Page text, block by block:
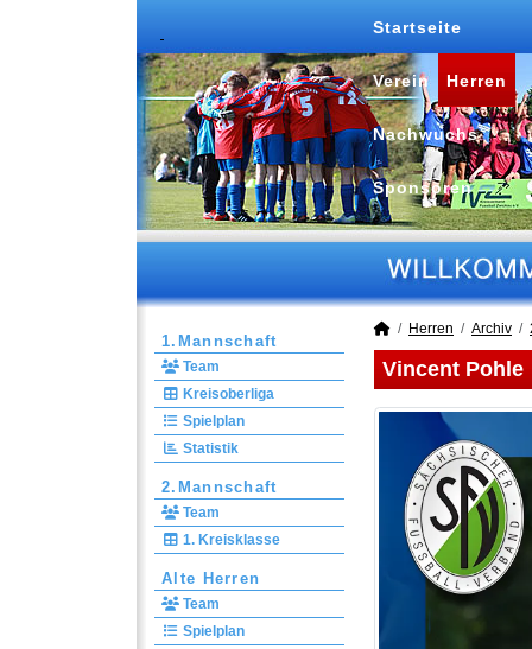
Startseite
Verein Herren
Nachwuchs
Sponsoren
1.Mannschaft
Team
Kreisoberliga
Spielplan
Statistik
2.Mannschaft
Team
1. Kreisklasse
Alte Herren
Team
Spielplan
Herren Archiv
Vincent Pohle